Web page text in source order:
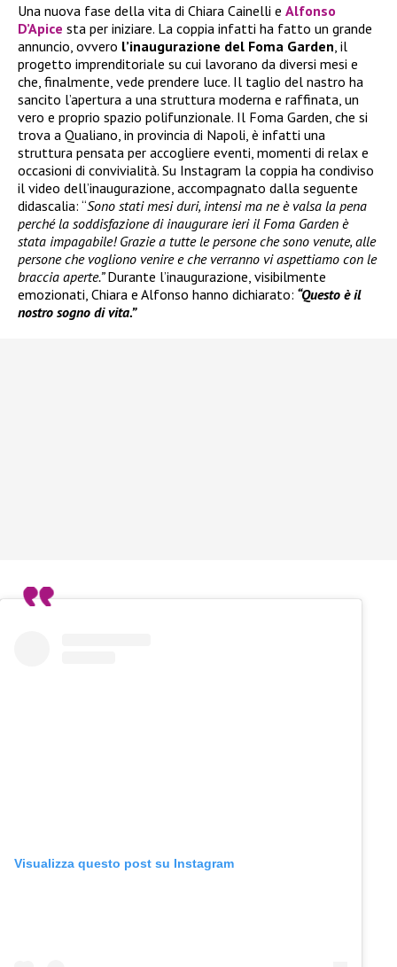
Una nuova fase della vita di Chiara Cainelli e Alfonso
D’Apice sta per iniziare. La coppia infatti ha fatto un grande
annuncio, ovvero l’inaugurazione del Foma Garden , il
progetto imprenditoriale su cui lavorano da diversi mesi e
che, finalmente, vede prendere luce. Il taglio del nastro ha
sancito l’apertura a una struttura moderna e raffinata, un
vero e proprio spazio polifunzionale. Il Foma Garden, che si
trova a Qualiano, in provincia di Napoli, è infatti una
struttura pensata per accogliere eventi, momenti di relax e
occasioni di convivialità. Su Instagram la coppia ha condiviso
il video dell’inaugurazione, accompagnato dalla seguente
didascalia: “Sono stati mesi duri, intensi ma ne è valsa la pena
perché la soddisfazione di inaugurare ieri il Foma Garden è
stata impagabile! Grazie a tutte le persone che sono venute, alle
persone che vogliono venire e che verranno vi aspettiamo con le
braccia aperte.”Durante l’inaugurazione, visibilmente
emozionati, Chiara e Alfonso hanno dichiarato: “Questo è il
nostro sogno di vita.”
Visualizza questo post su Instagram